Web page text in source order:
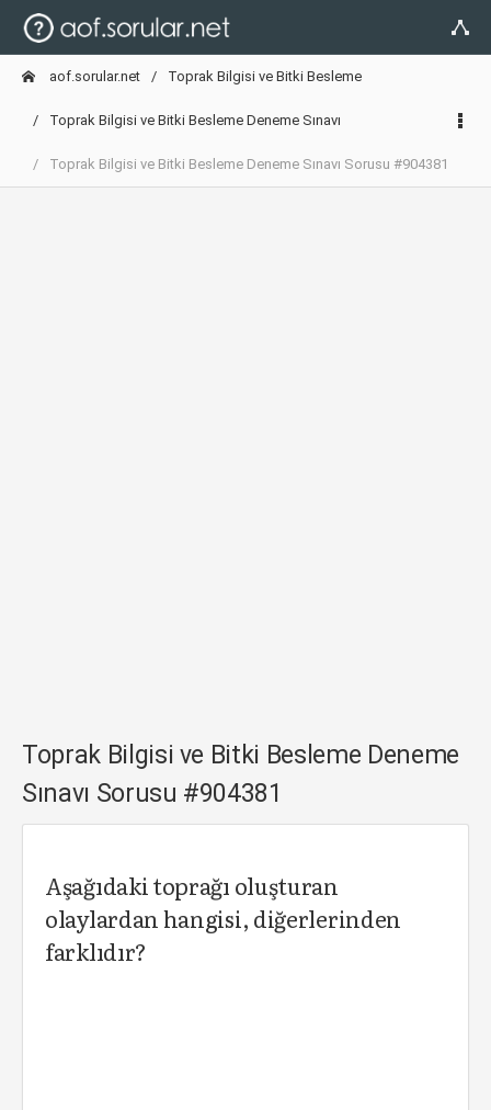
aof.sorular.net Toprak Bilgisi ve Bitki Besleme
Toprak Bilgisi ve Bitki Besleme Deneme Sınavı
Toprak Bilgisi ve Bitki Besleme Deneme Sınavı Sorusu #904381
Toprak Bilgisi ve Bitki Besleme Deneme
Sınavı Sorusu #904381
Aşağıdaki toprağı oluşturan
olaylardan hangisi, diğerlerinden
farklıdır?